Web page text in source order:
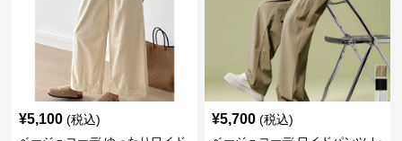
¥5,100 (税込) ¥5,700 (税込)